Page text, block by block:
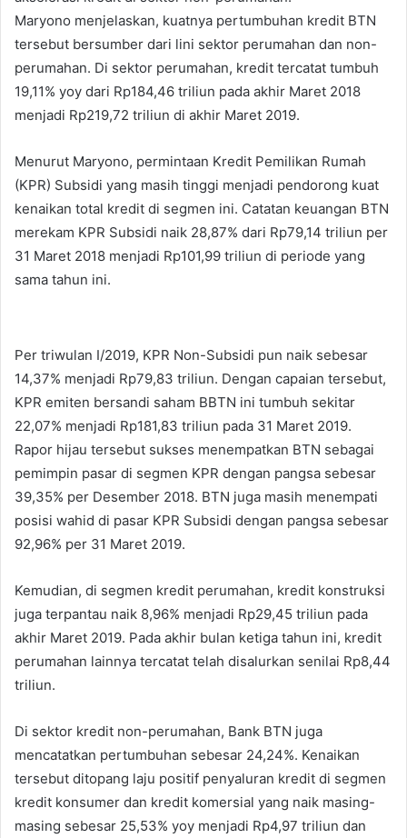
Maryono menjelaskan, kuatnya pertumbuhan kredit BTN
tersebut bersumber dari lini sektor perumahan dan non-
perumahan. Di sektor perumahan, kredit tercatat tumbuh
19,11% yoy dari Rp184,46 triliun pada akhir Maret 2018
menjadi Rp219,72 triliun di akhir Maret 2019.
Menurut Maryono, permintaan Kredit Pemilikan Rumah
(KPR) Subsidi yang masih tinggi menjadi pendorong kuat
kenaikan total kredit di segmen ini. Catatan keuangan BTN
merekam KPR Subsidi naik 28,87% dari Rp79,14 triliun per
31 Maret 2018 menjadi Rp101,99 triliun di periode yang
sama tahun ini.
Per triwulan I/2019, KPR Non-Subsidi pun naik sebesar
14,37% menjadi Rp79,83 triliun. Dengan capaian tersebut,
KPR emiten bersandi saham BBTN ini tumbuh sekitar
22,07% menjadi Rp181,83 triliun pada 31 Maret 2019.
Rapor hijau tersebut sukses menempatkan BTN sebagai
pemimpin pasar di segmen KPR dengan pangsa sebesar
39,35% per Desember 2018. BTN juga masih menempati
posisi wahid di pasar KPR Subsidi dengan pangsa sebesar
92,96% per 31 Maret 2019.
Kemudian, di segmen kredit perumahan, kredit konstruksi
juga terpantau naik 8,96% menjadi Rp29,45 triliun pada
akhir Maret 2019. Pada akhir bulan ketiga tahun ini, kredit
perumahan lainnya tercatat telah disalurkan senilai Rp8,44
triliun.
Di sektor kredit non-perumahan, Bank BTN juga
mencatatkan pertumbuhan sebesar 24,24%. Kenaikan
tersebut ditopang laju positif penyaluran kredit di segmen
kredit konsumer dan kredit komersial yang naik masing-
masing sebesar 25,53% yoy menjadi Rp4,97 triliun dan